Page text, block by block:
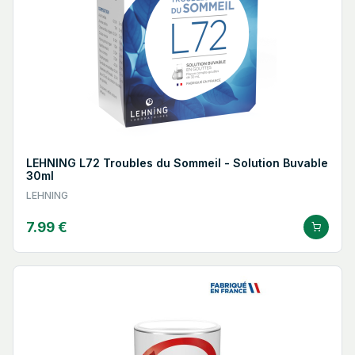
contrôles qualité rigoureux et d'une traçabilité permanente, de
la sélection des matières premières jusqu'à la mise à
disposition en officine.
Une histoire familiale lorraine : de René
Lehning à la troisième génération
L'histoire des laboratoires Lehning commence bien avant leur
fondation officielle. C'est au cours des années 1920 que René
préparations. L'épidémie de grippe espagnole de 1918, qui a
ravagé l'Europe, l'a précocement sensibilisé à la recherche de
de l'époque.
Dans les années suivantes, René Lehning élabore plus de 100
formules à base de plantes, de minéraux et de souches
naturelles diverses. Ces préparations, testées dans un premier
temps dans le cadre de sa pratique officinale, lui permettent de
poser les bases d'une approche thérapeutique fondée sur les
formules combinées, associant plusieurs substances actives
En 1935, René Lehning fonde officiellement les laboratoires à
LEHNING L72 Troubles du Sommeil - Solution Buvable
30ml
LEHNING
7.99 €